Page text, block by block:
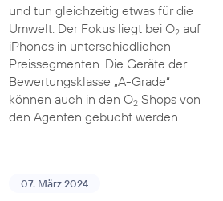
und tun gleichzeitig etwas für die
Umwelt. Der Fokus liegt bei O2auf
iPhones in unterschiedlichen
Preissegmenten. Die Geräte der
Bewertungsklasse „A-Grade“
können auch in den O2Shops von
den Agenten gebucht werden.
07. März 2024